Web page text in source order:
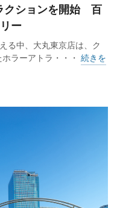
クションを開始 百
ー
る中、大丸東京店は、ク
ラーアトラ・・・ 続きを